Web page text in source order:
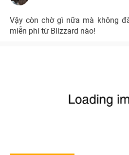
Vậy còn chờ gì nữa mà không
miễn phí từ Blizzard nào!